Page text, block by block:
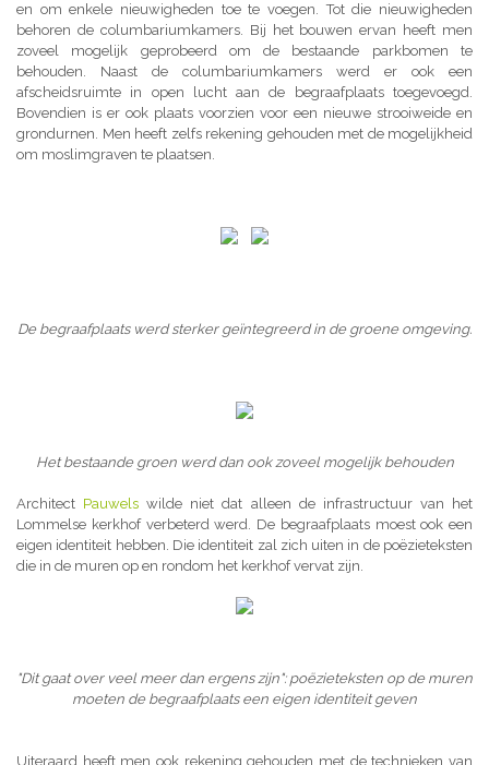
en om enkele nieuwigheden toe te voegen. Tot die nieuwigheden
behoren de columbariumkamers. Bij het bouwen ervan heeft men
zoveel mogelijk geprobeerd om de bestaande parkbomen te
behouden. Naast de columbariumkamers werd er ook een
afscheidsruimte in open lucht aan de begraafplaats toegevoegd.
Bovendien is er ook plaats voorzien voor een nieuwe strooiweide en
grondurnen. Men heeft zelfs rekening gehouden met de mogelijkheid
om moslimgraven te plaatsen.
De begraafplaats werd sterker geïntegreerd in de groene omgeving.
Het bestaande groen werd dan ook zoveel mogelijk behouden
Architect Pauwels wilde niet dat alleen de infrastructuur van het
Lommelse kerkhof verbeterd werd. De begraafplaats moest ook een
eigen identiteit hebben. Die identiteit zal zich uiten in de poëzieteksten
die in de muren op en rondom het kerkhof vervat zijn.
"Dit gaat over veel meer dan ergens zijn": poëzieteksten op de muren
moeten de begraafplaats een eigen identiteit geven
Uiteraard heeft men ook rekening gehouden met de technieken van